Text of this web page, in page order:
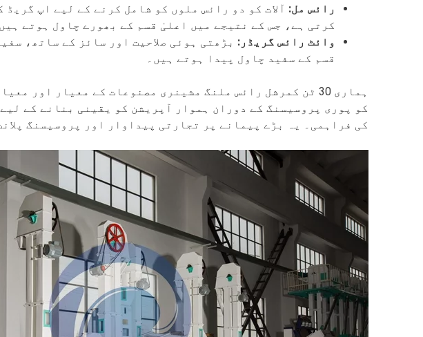
رائس مل: آلات کو دو رائس ملوں کو شامل کرنے کے لیے اپ
کرتی ہے، جس کے نتیجے میں اعلیٰ قسم کے بھورے چاول ہوتے
وائٹ رائس گریڈر: بڑھتی ہوئی صلاحیت اور سائز کے ساتھ،
قسم کے سفید چاول پیدا ہوتے ہیں۔
ہماری 30 ٹن کمرشل رائس ملنگ مشینری مصنوعات کے معیار
کو پوری پروسیسنگ کے دوران ہموار آپریشن کو یقینی بنانے کے
کی فراہمی۔ یہ بڑے پیمانے پر تجارتی پیداوار اور پروسیسنگ